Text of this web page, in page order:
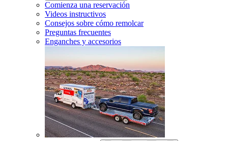
Comienza una reservación
Videos instructivos
Consejos sobre cómo remolcar
Preguntas frecuentes
Enganches y accesorios